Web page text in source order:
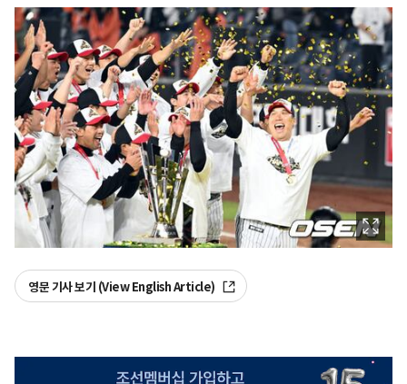
영문 기사 보기 (View English Article)